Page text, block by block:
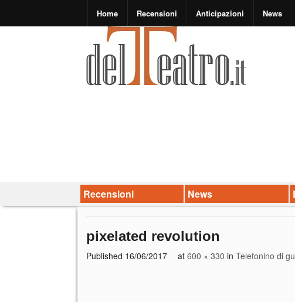
Home Recensioni Anticipazioni News
Recensioni News
pixelated revolution
Published 16/06/2017 at 600 × 330 in Telefonino di